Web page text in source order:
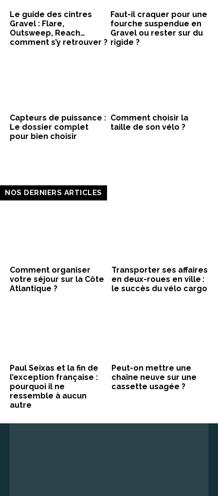
Le guide des cintres
Gravel : Flare,
Outsweep, Reach…
comment s’y retrouver ?
Faut-il craquer pour une
fourche suspendue en
Gravel ou rester sur du
rigide ?
Capteurs de puissance :
Le dossier complet
pour bien choisir
Comment choisir la
taille de son vélo ?
NOS DERNIERS ARTICLES
Comment organiser
votre séjour sur la Côte
Atlantique ?
Transporter ses affaires
en deux-roues en ville :
le succès du vélo cargo
Paul Seixas et la fin de
l’exception française :
pourquoi il ne
ressemble à aucun
autre
Peut-on mettre une
chaîne neuve sur une
cassette usagée ?